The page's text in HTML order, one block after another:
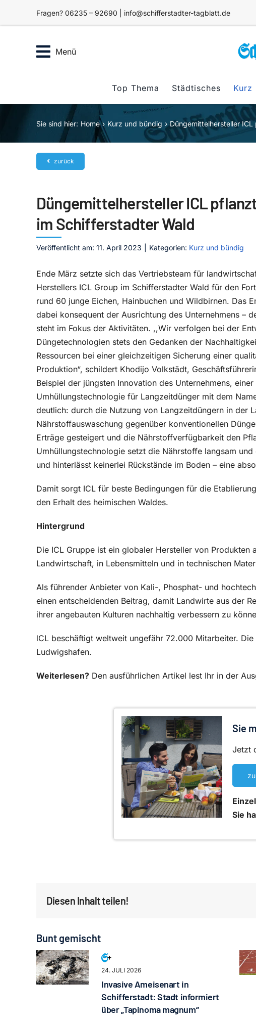
Fragen? 06235 – 92690 | info@schifferstadter-tagblatt.de
Menü
Top Thema Städtisches Kurz
Sie sind hier: Home Kurz und bündig Düngemittelhersteller
zurück
Düngemittelhersteller ICL
im Schifferstadter Wald
Veröffentlicht am: 11. April 2023 Kategorien: Kurz und bündig
Ende März setzte sich das Vertriebsteam für
Herstellers ICL Group im Schifferstadter Wald für den
rund 60 junge Eichen, Hainbuchen und Wildbirnen. Das
dabei konsequent der Ausrichtung des Unternehmens –
steht im Fokus der Aktivitäten. ,,Wir verfolgen bei der
Düngetechnologien stets den Gedanken der
Ressourcen bei einer gleichzeitigen Sicherung einer
Produktion“, schildert Khodijo Volkstädt,
Beispiel der jüngsten Innovation des Unternehmens,
Umhüllungstechnologie für Langzeitdünger mit dem
deutlich: durch die Nutzung von Langzeitdüngern in der
Nährstoffauswaschung gegenüber konventionellen
Erträge gesteigert und die Nährstoffverfügbarkeit den
Umhüllungstechnologie setzt die Nährstoffe langsam
und hinterlässt keinerlei Rückstände im Boden – eine
Damit sorgt ICL für beste Bedingungen für die
den Erhalt des heimischen Waldes.
Hintergrund
Die ICL Gruppe ist ein globaler Hersteller von Produkten
Landwirtschaft, in Lebensmitteln und in technischen
Als führender Anbieter von Kali-, Phosphat- und
einen entscheidenden Beitrag, damit Landwirte aus der
ihrer angebauten Kulturen nachhaltig verbessern zu
lCL beschäftigt weltweit ungefähr 72.000 Mitarbeiter.
Ludwigshafen.
Weiterlesen? Den ausführlichen Artikel lest Ihr in der
Sie
Jetzt
Sie
Diesen Inhalt teilen!
Bunt gemischt
24. JULI 2026
Invasive Ameisenart in
Schifferstadt: Stadt informiert
über „Tapinoma magnum“